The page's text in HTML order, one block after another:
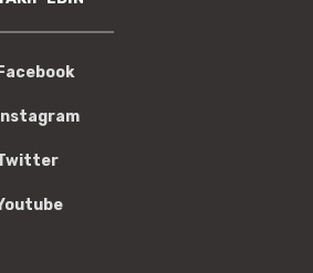
Facebook
Instagram